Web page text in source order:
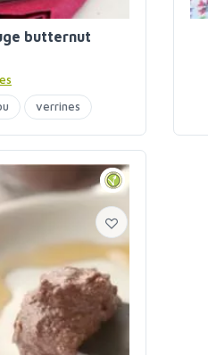
butternut
verrines